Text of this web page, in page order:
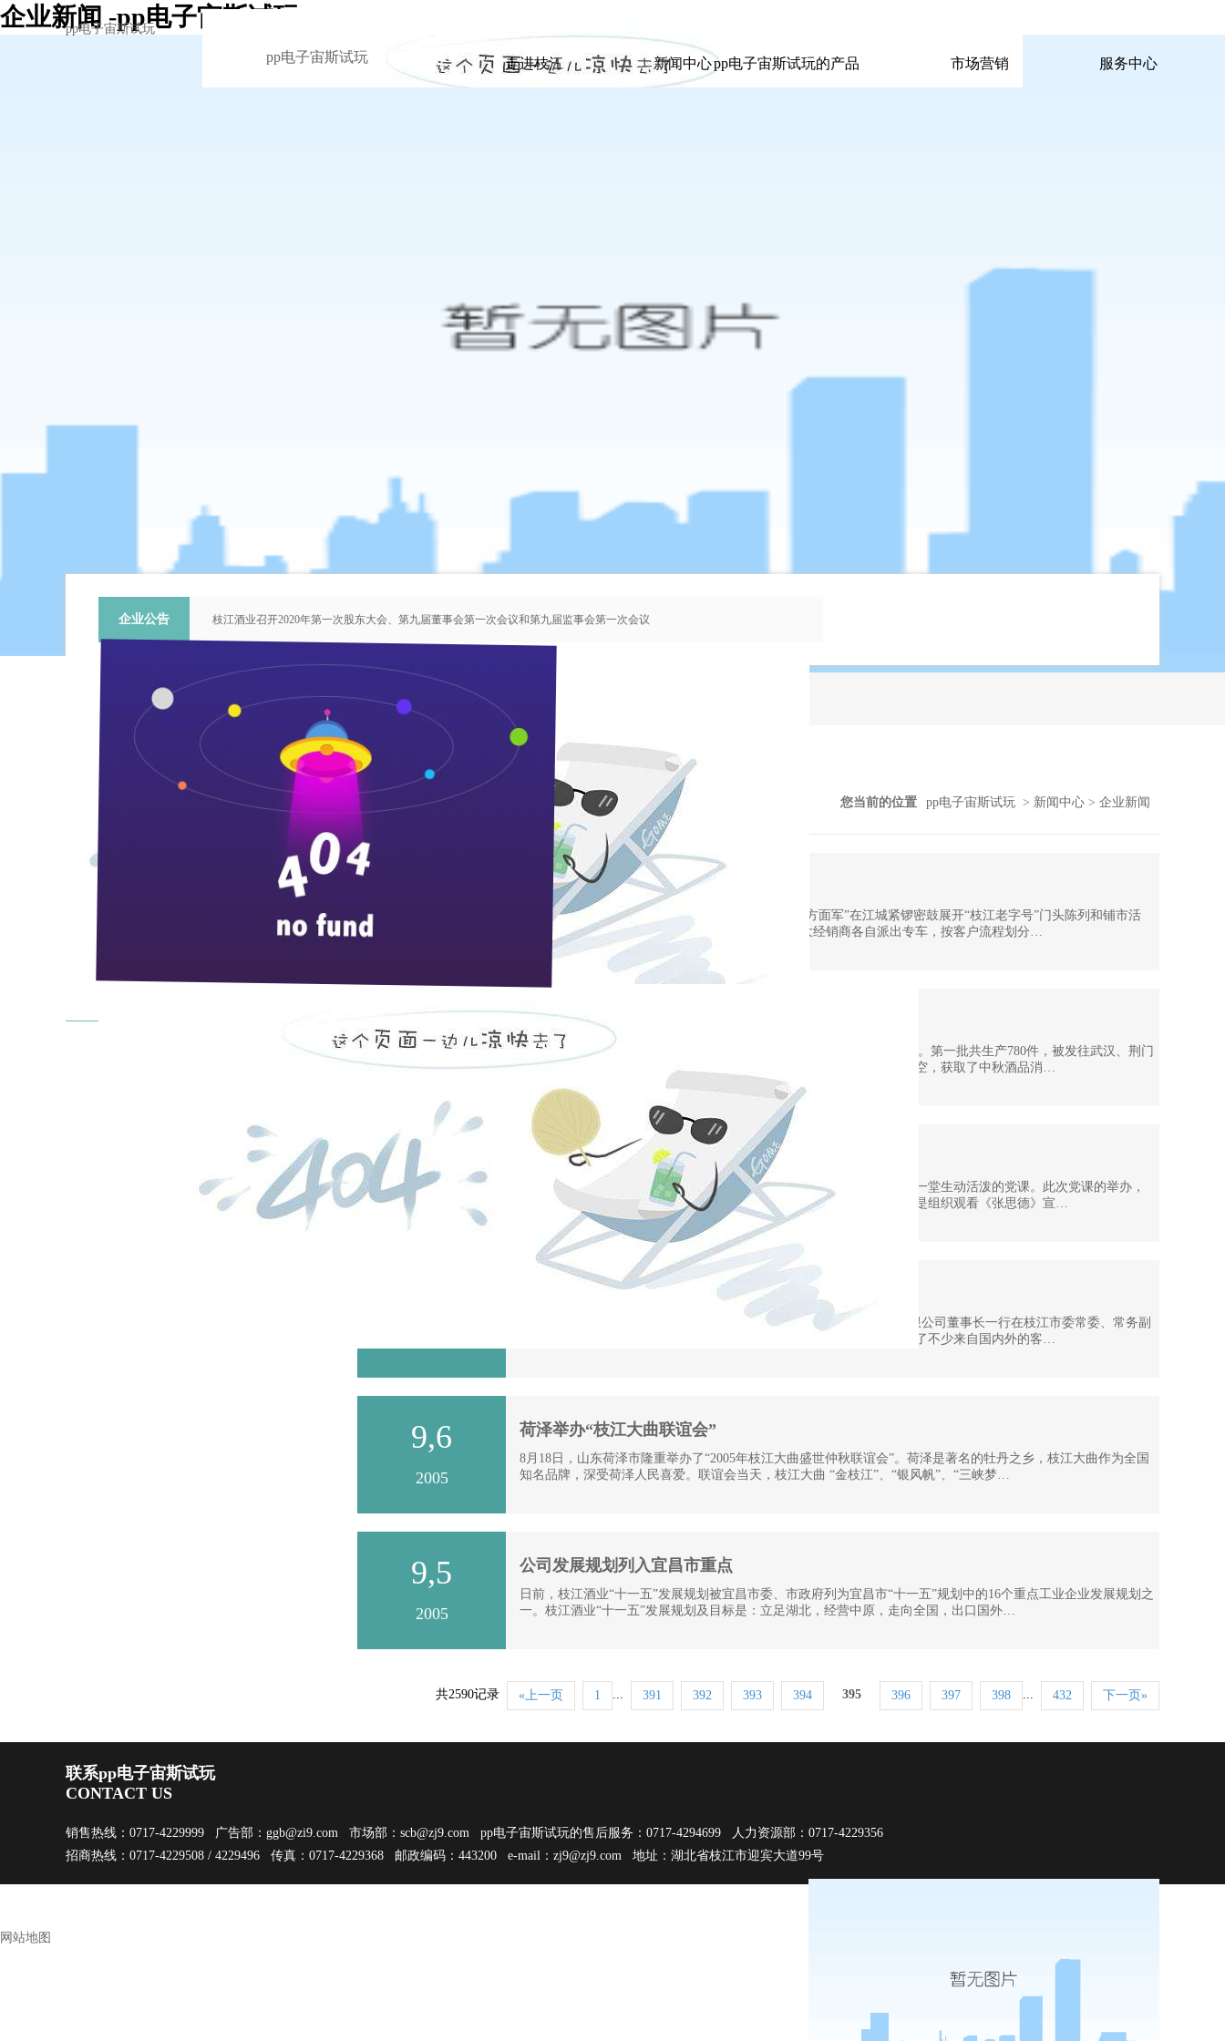
企业新闻 -pp电子宙斯试玩
pp电子宙斯试玩
pp电子宙斯试玩
走进枝江
新闻中心pp电子宙斯试玩的产品
市场营销
服务中心
企业公告
枝江酒业召开2020年第一次股东大会、第九届董事会第一次会议和第九届监事会第一次会议
关于提名推荐第六届中国青年科技工作者协会会员人选的公示
枝江酒业召开2018年第二次股东大会、第八届董事会第一次会议和第八届监事会第一次会议
枝江酒业召开2015年第一次股东大会、第七届董事会第一次会议和第七届监事会第一次会议
企业新闻
您当前的位置 pp电子宙斯试玩 > 新闻中心 > 企业新闻
“老字号”靓丽秀江城
新一轮销售旺季临近，枝江大曲销售铁军——武汉“方面军”在江城紧锣密鼓展开“枝江老字号”门头陈列和铺市活
动，为确保扩大旺季产品面市率秣马厉兵。全市各大经销商各自派出专车，按客户流程划分…
9,9
2005
枝江大曲礼品酒成为市场“香饽饽”
8月25日，枝江酒业公司又一款新品--42度礼品酒在包装一车间包装出厂。第一批共生产780件，被发往武汉、荆门
以及山东、河南等市场。仅三天时间，该产品就被商家、消费者一抢而空，获取了中秋酒品消…
9,8
2005
枝江酒业先进性教育党课生动活泼
9月2日，枝江酒业全体党员及积极分子近百人聚集在九楼会议室，上了一堂生动活泼的党课。此次党课的举办，
将第一阶段的先进性教育推向了高潮。公司党委高度重视此次党课，一是组织观看《张思德》宣…
世界儒商联合会看好“枝江”
8月24日，世界儒商联合会会长汤恩佳博士、香港恒基产业股份发展有限公司董事长一行在枝江市委常委、常务副
市长周京的陪同下考察了枝江酒业。近年来，枝江酒业的快速发展吸引了不少来自国内外的客…
9,6
2005
荷泽举办“枝江大曲联谊会”
8月18日，山东荷泽市隆重举办了“2005年枝江大曲盛世仲秋联谊会”。荷泽是著名的牡丹之乡，枝江大曲作为全国
知名品牌，深受荷泽人民喜爱。联谊会当天，枝江大曲 “金枝江”、“银风帆”、“三峡梦…
9,5
2005
公司发展规划列入宜昌市重点
日前，枝江酒业“十一五”发展规划被宜昌市委、市政府列为宜昌市“十一五”规划中的16个重点工业企业发展规划之
一。枝江酒业“十一五”发展规划及目标是：立足湖北，经营中原，走向全国，出口国外…
共2590记录 «上一页 1 ... 391 392 393 394 395 396 397 398 ... 432 下一页»
联系pp电子宙斯试玩
CONTACT US
销售热线：0717-4229999 广告部： ggb@zi9.com 市场部： scb@zj9.com pp电子宙斯试玩的售后服务：0717-4294699 人力资源部：0717-4229356
招商热线：0717-4229508 / 4229496 传真：0717-4229368 邮政编码：443200 e-mail： zj9@zj9.com 地址：湖北省枝江市迎宾大道99号
网站地图